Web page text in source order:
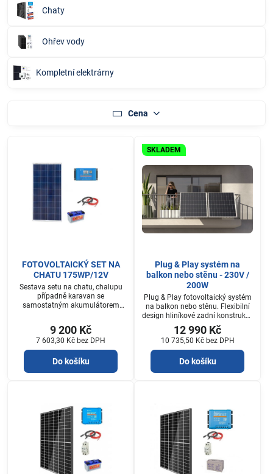
Chaty
Ohřev vody
Kompletní elektrárny
Cena
FOTOVOLTAICKÝ SET NA
CHATU 175WP/12V
Sestava setu na chatu, chalupu
případně karavan se
samostatným akumulátorem
9 200 Kč
7 603,30 Kč bez DPH
Do košíku
SKLADEM
Plug & Play systém na
balkon nebo stěnu - 230V /
200W
Plug & Play fotovoltaický systém
na balkon nebo stěnu. Flexibilní
design hliníkové zadní konstrukce
umožňuje instalaci sady na
balkon s různými parapety
(zábradlí nebo stěna). K instalaci
doma nejsou potřeba žádné
specifické technické dovednosti.
Zadní konstrukce je určena k
zástrčkou pro připojení do
jakékoli...
12 990 Kč
10 735,50 Kč bez DPH
Do košíku